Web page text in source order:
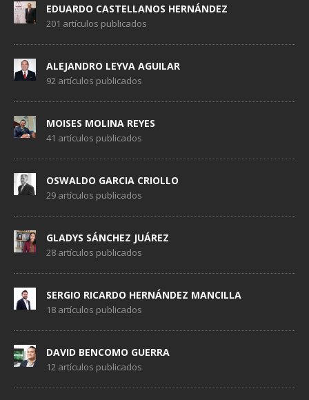
EDUARDO CASTELLANOS HERNÁNDEZ
201 artículos publicados
ALEJANDRO LEYVA AGUILAR
92 artículos publicados
MOISES MOLINA REYES
41 artículos publicados
OSWALDO GARCIA CRIOLLO
29 artículos publicados
GLADYS SÁNCHEZ JUÁREZ
28 artículos publicados
SERGIO RICARDO HERNÁNDEZ MANCILLA
18 artículos publicados
DAVID BENCOMO GUERRA
12 artículos publicados